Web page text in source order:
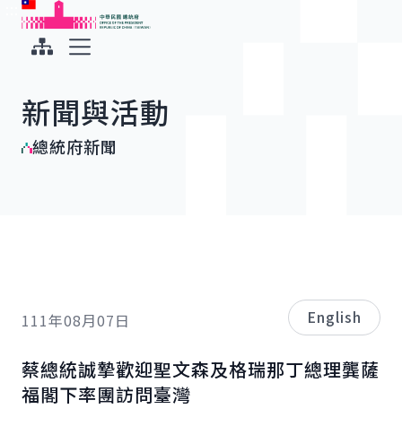
跳到主要內容
中華民國總統府
新聞與活動
總統府新聞
111年08月07日 English
蔡總統誠摯歡迎聖文森及格瑞那丁總理龔薩
福閣下率團訪問臺灣